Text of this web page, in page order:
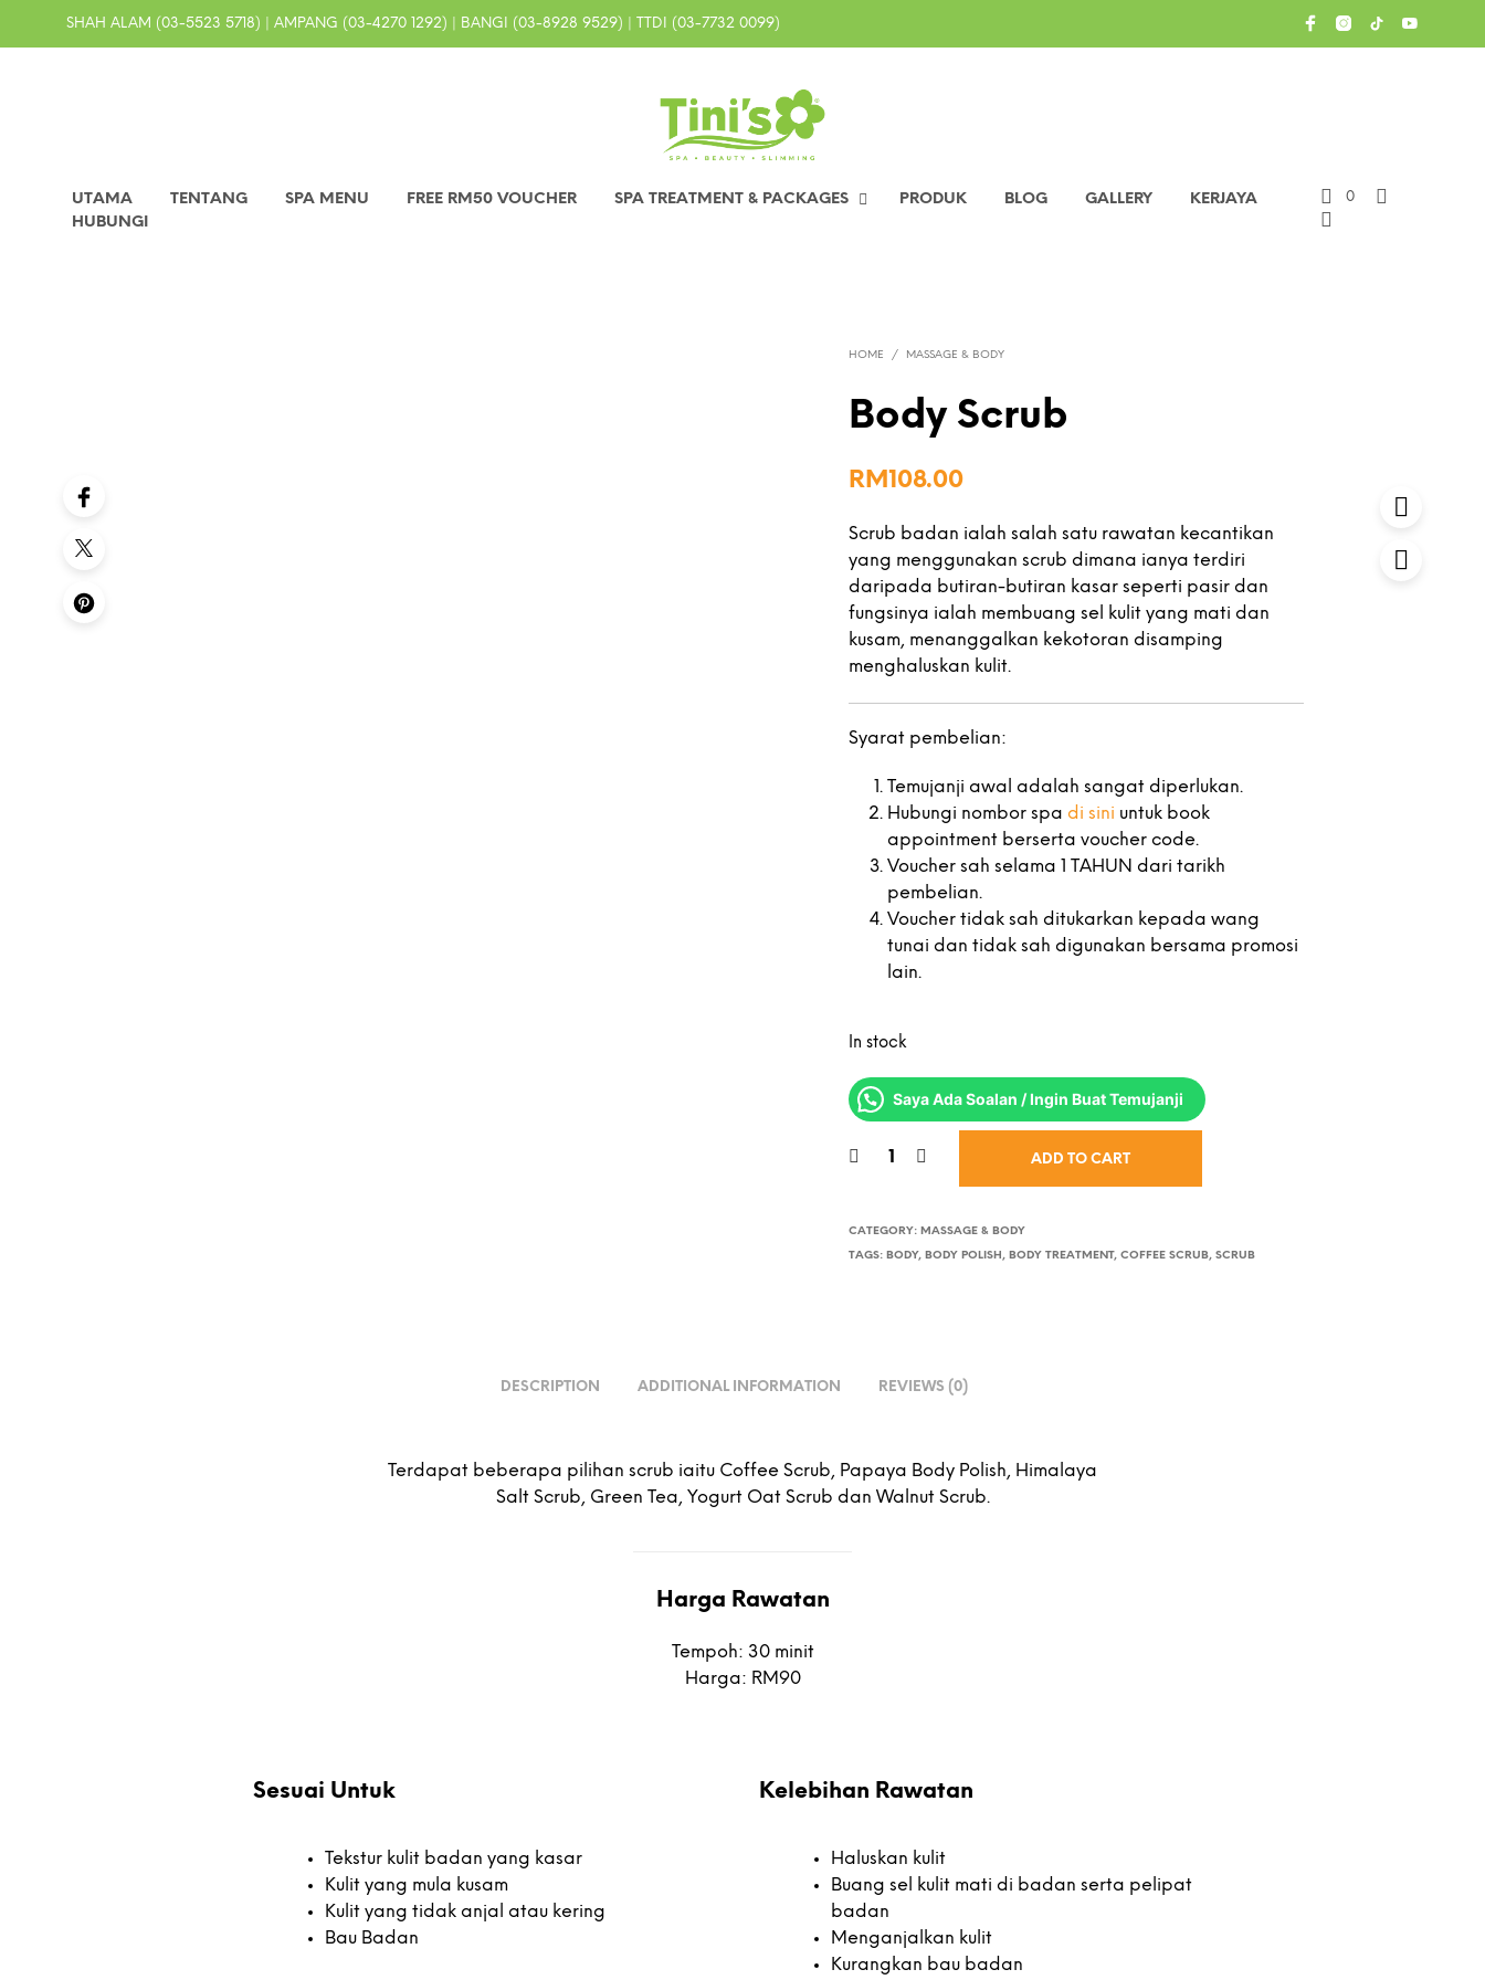
SHAH ALAM (03-5523 5718) | AMPANG (03-4270 1292) | BANGI (03-8928 9529) | TTDI (03-7732 0099)
UTAMA TENTANG SPA MENU FREE RM50 VOUCHER SPA TREATMENT & PACKAGES PRODUK BLOG GALLERY
KERJAYA
HUBUNGI
0
HOME / MASSAGE & BODY
Body Scrub
RM108.00
Scrub badan ialah salah satu rawatan kecantikan
yang menggunakan scrub dimana ianya terdiri
daripada butiran-butiran kasar seperti pasir dan
fungsinya ialah membuang sel kulit yang mati dan
kusam, menanggalkan kekotoran disamping
menghaluskan kulit.
Syarat pembelian:
Temujanji awal adalah sangat diperlukan.
Hubungi nombor spa di sini untuk book
appointment berserta voucher code.
Voucher sah selama 1 TAHUN dari tarikh
pembelian.
Voucher tidak sah ditukarkan kepada wang
tunai dan tidak sah digunakan bersama promosi
lain.
In stock
Saya Ada Soalan / Ingin Buat Temujanji
ADD TO CART
CATEGORY: MASSAGE & BODY
TAGS: BODY, BODY POLISH , BODY TREATMENT,COFFEE SCRUB,SCRUB
DESCRIPTION ADDITIONAL INFORMATION REVIEWS (0)
Terdapat beberapa pilihan scrub iaitu Coffee Scrub, Papaya Body Polish, Himalaya
Salt Scrub, Green Tea, Yogurt Oat Scrub dan Walnut Scrub.
Harga Rawatan
Tempoh: 30 minit
Harga: RM90
Sesuai Untuk
Tekstur kulit badan yang kasar
Kulit yang mula kusam
Kulit yang tidak anjal atau kering
Bau Badan
Kelebihan Rawatan
Haluskan kulit
Buang sel kulit mati di badan serta pelipat
badan
Menganjalkan kulit
Kurangkan bau badan